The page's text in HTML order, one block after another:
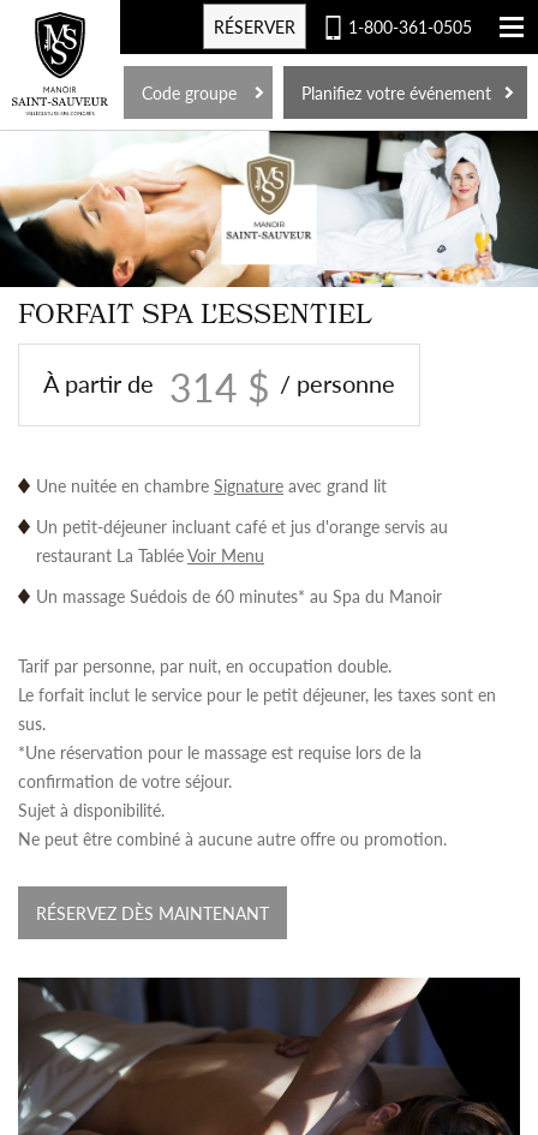
EN
1-800-361-0505
RÉSERVER
Planifiez votre événement
Code groupe
FORFAIT SPA L'ESSENTIEL
À partir de 314 $ / personne
Une nuitée en chambre Signature avec grand lit
Un petit-déjeuner incluant café et jus d'orange servis au
restaurant La TabléeVoir Menu
Un massage Suédois de 60 minutes* au Spa du Manoir
Tarif par personne, par nuit, en occupation double.
Le forfait inclut le service pour le petit déjeuner, les taxes sont en
sus.
*Une réservation pour le massage est requise lors de la
confirmation de votre séjour.
Sujet à disponibilité.
Ne peut être combiné à aucune autre offre ou promotion.
RÉSERVEZ DÈS MAINTENANT